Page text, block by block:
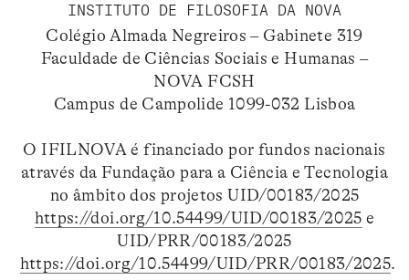
INSTITUTO DE FILOSOFIA DA NOVA
Colégio Almada Negreiros – Gabinete 319
Faculdade de Ciências Sociais e Humanas –
NOVA FCSH
Campus de Campolide 1099-032 Lisboa
O IFILNOVA é financiado por fundos nacionais
através da Fundação para a Ciência e Tecnologia
no âmbito dos projetos UID/00183/2025
https://doi.org/10.54499/UID/00183/2025 e
UID/PRR/00183/2025
https://doi.org/10.54499/UID/PRR/00183/2025.